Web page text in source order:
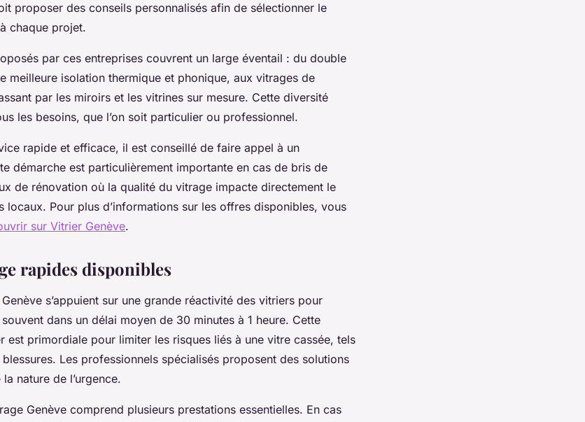
proposer des conseils personnalisés afin de sélectionner le
chaque projet.
par ces entreprises couvrent un large éventail : du double
meilleure isolation thermique et phonique, aux vitrages de
par les miroirs et les vitrines sur mesure. Cette diversité
les besoins, que l’on soit particulier ou professionnel.
rapide et efficace, il est conseillé de faire appel à un
démarche est particulièrement importante en cas de bris de
de rénovation où la qualité du vitrage impacte directement le
locaux. Pour plus d’informations sur les offres disponibles, vous
sur Vitrier Genève.
rapides disponibles
s’appuient sur une grande réactivité des vitriers pour
dans un délai moyen de 30 minutes à 1 heure. Cette
est primordiale pour limiter les risques liés à une vitre cassée, tels
Les professionnels spécialisés proposent des solutions
nature de l’urgence.
Genève comprend plusieurs prestations essentielles. En cas